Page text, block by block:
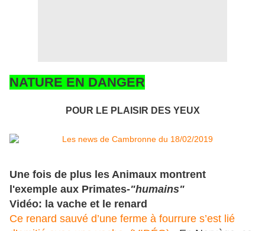
NATURE EN DANGER
POUR LE PLAISIR DES YEUX
Une fois de plus les Animaux montrent
l'exemple aux Primates-"humains"
Vidéo: la vache et le renard
Ce renard sauvé d’une ferme à fourrure s’est lié